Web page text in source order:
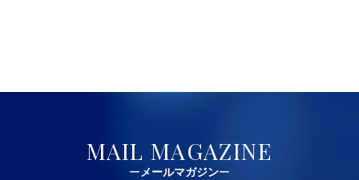
MAIL MAGAZINE
メールマガジン